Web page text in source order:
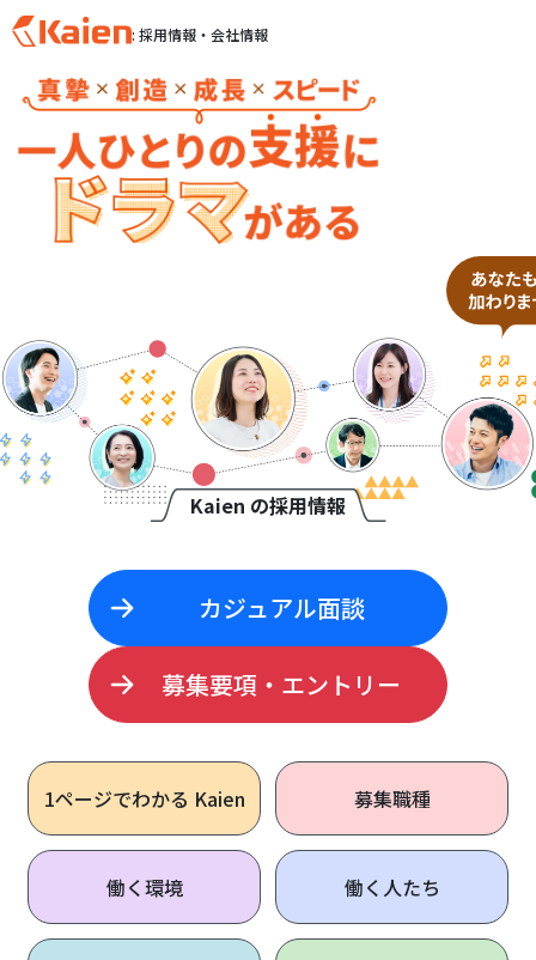
e
n
: 採用情報・会社情報
Kaien の採用情報
カジュアル面談
募集要項・エントリー
1ページでわかる Kaien 募集職種
働く環境 働く人たち